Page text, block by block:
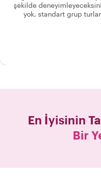
şekilde
yok, standart grup
En İyisinin
Bir